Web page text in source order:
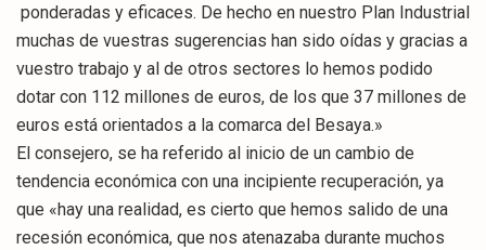
ponderadas y eficaces. De hecho en nuestro Plan Industrial
muchas de vuestras sugerencias han sido oídas y gracias a
vuestro trabajo y al de otros sectores lo hemos podido
dotar con 112 millones de euros, de los que 37 millones de
euros está orientados a la comarca del Besaya.»
El consejero, se ha referido al inicio de un cambio de
tendencia económica con una incipiente recuperación, ya
que «hay una realidad, es cierto que hemos salido de una
recesión económica, que nos atenazaba durante muchos